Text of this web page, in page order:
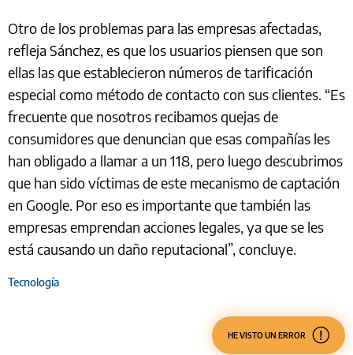
Otro de los problemas para las empresas afectadas,
refleja Sánchez, es que los usuarios piensen que son
ellas las que establecieron números de tarificación
especial como método de contacto con sus clientes. “Es
frecuente que nosotros recibamos quejas de
consumidores que denuncian que esas compañías les
han obligado a llamar a un 118, pero luego descubrimos
que han sido víctimas de este mecanismo de captación
en Google. Por eso es importante que también las
empresas emprendan acciones legales, ya que se les
está causando un daño reputacional”, concluye.
Tecnología
HE VISTO UN ERROR